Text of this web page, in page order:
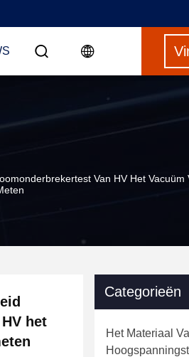
Van HV Het Vacuüm
het
Categorieën
Het Materiaal